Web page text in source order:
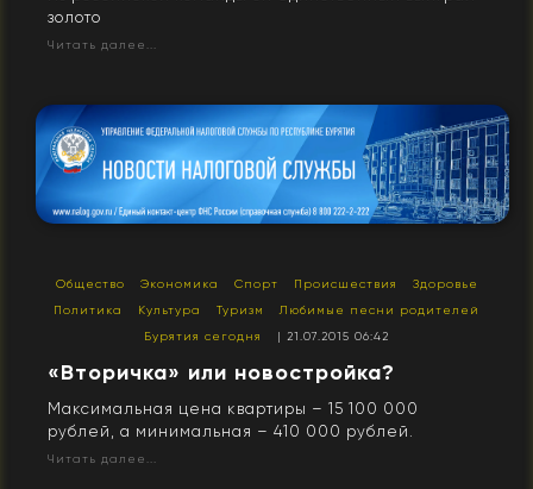
золото
Читать далее...
Общество Экономика Спорт Происшествия
Здоровье
Политика
Культура Туризм
Любимые песни родителей
Бурятия сегодня
| 21.07.2015 06:42
​«Вторичка» или новостройка?
Максимальная цена квартиры – 15 100 000
рублей, а минимальная – 410 000 рублей.
Читать далее...